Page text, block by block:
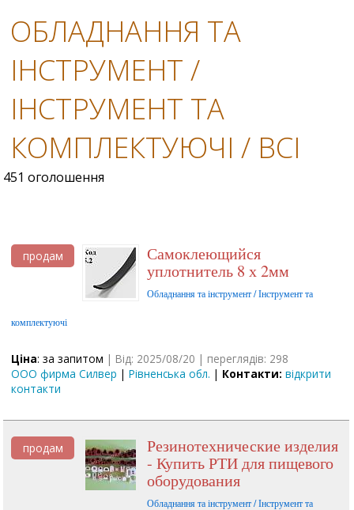
ОБЛАДНАННЯ ТА
ІНСТРУМЕНТ /
ІНСТРУМЕНТ ТА
КОМПЛЕКТУЮЧІ / ВСІ
451 оголошення
продам Самоклеющийся
уплотнитель 8 х 2мм
Обладнання та інструмент / Інструмент та
комплектуючі
Ціна: за запитом | Від: 2025/08/20 | переглядів: 298
ООО фирма Силвер |Рівненська обл. | Контакти: відкрити
контакти
продам Резинотехнические изделия
- Купить РТИ для пищевого
оборудования
Обладнання та інструмент / Інструмент та